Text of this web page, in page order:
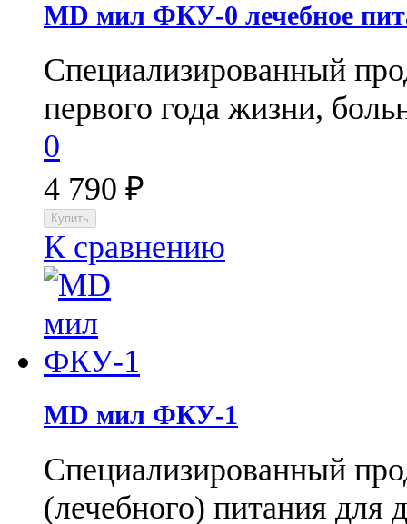
МD мил ФКУ-0 лечебное
Специализированный
первого года жизни,
0
4 790 ₽
К сравнению
МD мил ФКУ-1
Специализированный
(лечебного) питания для